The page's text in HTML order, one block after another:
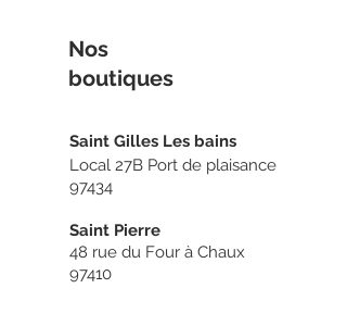
Nos
boutiques
Saint Gilles Les bains
Local 27B Port de plaisance
97434
Saint Pierre
48 rue du Four à Chaux
97410